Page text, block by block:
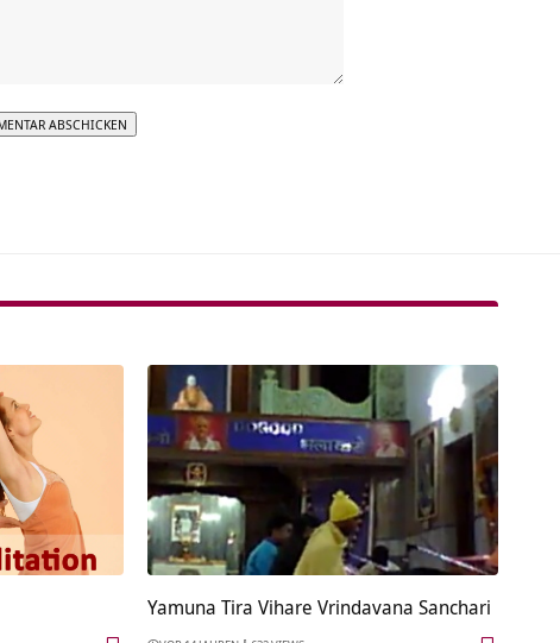
Yamuna Tira Vihare Vrindavana Sanchari